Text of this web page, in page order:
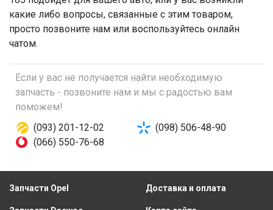
какие либо вопросы, связанные с этим товаром,
просто позвоните нам или воспользуйтесь онлайн
чатом.
Если у вас не получается найти необходимую
запчасть - позвоните нам и мы с радостью вам
поможем!
(093) 201-12-02
(098) 506-48-90
(066) 550-76-68
Запчасти Opel Доставка и оплата